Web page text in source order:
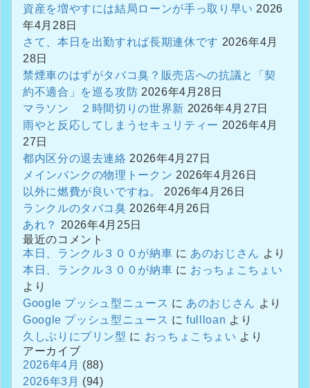
資産を増やすには結局ローンが手っ取り早い 2026
年4月28日
さて、本日を出勤すれば長期連休です 2026年4月
28日
禁煙車のはずがタバコ臭？販売店への抗議と「契
約不適合」を巡る攻防 2026年4月28日
マラソン ２時間切りの世界新 2026年4月27日
雨やと反応してしまうセキュリティー 2026年4月
27日
都内区分の退去連絡 2026年4月27日
メインバンクの物理トークン 2026年4月26日
以外に燃費が良いですね。
2026年4月26日
ランクルのタバコ臭 2026年4月26日
あれ？
2026年4月25日
最近のコメント
本日、ランクル３００が納車 に あのおじさん より
本日、ランクル３００が納車 に おっちょこちょい
より
Google プッシュ型ニュース に あのおじさん より
Google プッシュ型ニュース にfullloan より
久しぶりにプリン型 に おっちょこちょい より
アーカイブ
2026年4月 (88)
2026年3月 (94)